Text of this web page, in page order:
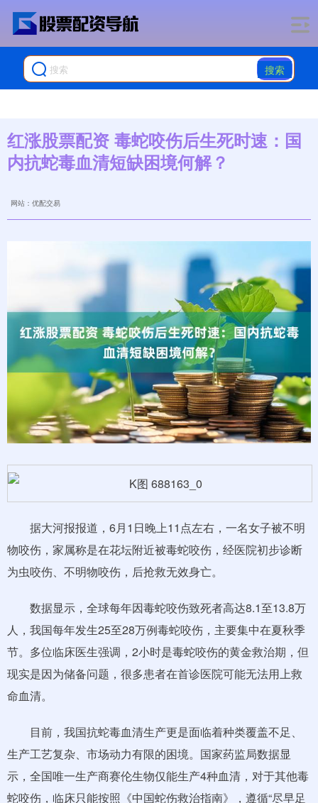
搜索
红涨股票配资 毒蛇咬伤后生死时速：国
内抗蛇毒血清短缺困境何解？
网站：优配交易
据大河报报道，6月1日晚上11点左右，一名女子被不明
物咬伤，家属称是在花坛附近被毒蛇咬伤，经医院初步诊断
为虫咬伤、不明物咬伤，后抢救无效身亡。
数据显示，全球每年因毒蛇咬伤致死者高达8.1至13.8万
人，我国每年发生25至28万例毒蛇咬伤，主要集中在夏秋季
节。多位临床医生强调，2小时是毒蛇咬伤的黄金救治期，但
现实是因为储备问题，很多患者在首诊医院可能无法用上救
命血清。
目前，我国抗蛇毒血清生产更是面临着种类覆盖不足、
生产工艺复杂、市场动力有限的困境。国家药监局数据显
示，全国唯一生产商赛伦生物仅能生产4种血清，对于其他毒
蛇咬伤，临床只能按照《中国蛇伤救治指南》，遵循“尽早足